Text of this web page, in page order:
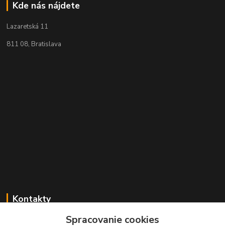
Kde nás nájdete
Lazaretská 11
811 08, Bratislava
Kontakty
+421 2 529 67 411Spracovanie cookies